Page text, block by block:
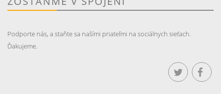
Podporte nás, a staňte sa našími priateľmi na sociálnych sieťach.
Ďakujeme.